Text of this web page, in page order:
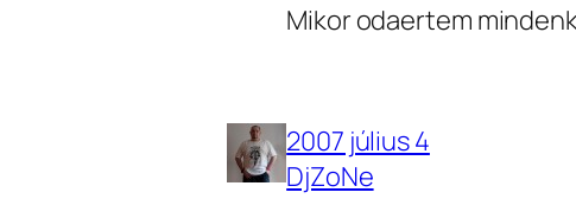
Mikor odaertem
2007 július 4
DjZoNe